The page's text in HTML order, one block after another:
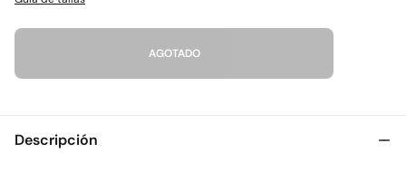
AGOTADO
Descripción